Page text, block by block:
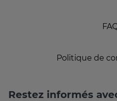
Politique de
Restez informés